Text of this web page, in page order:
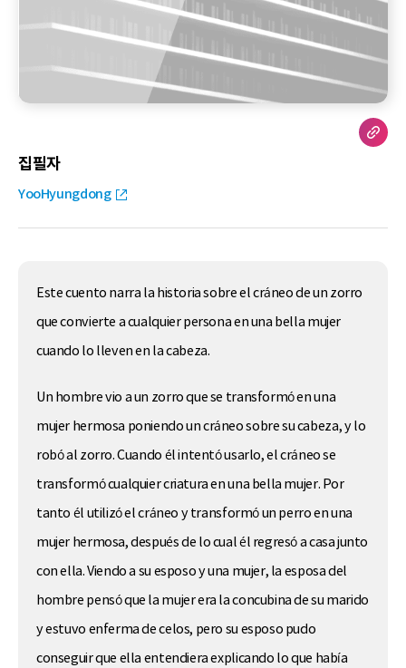
집필자
YooHyungdong
Este cuento narra la historia sobre el cráneo de un zorro
que convierte a cualquier persona en una bella mujer
cuando lo lleven en la cabeza.
Un hombre vio a un zorro que se transformó en una
mujer hermosa poniendo un cráneo sobre su cabeza, y lo
robó al zorro. Cuando él intentó usarlo, el cráneo se
transformó cualquier criatura en una bella mujer. Por
tanto él utilizó el cráneo y transformó un perro en una
mujer hermosa, después de lo cual él regresó a casa junto
con ella. Viendo a su esposo y una mujer, la esposa del
hombre pensó que la mujer era la concubina de su marido
y estuvo enferma de celos, pero su esposo pudo
conseguir que ella entendiera explicando lo que había